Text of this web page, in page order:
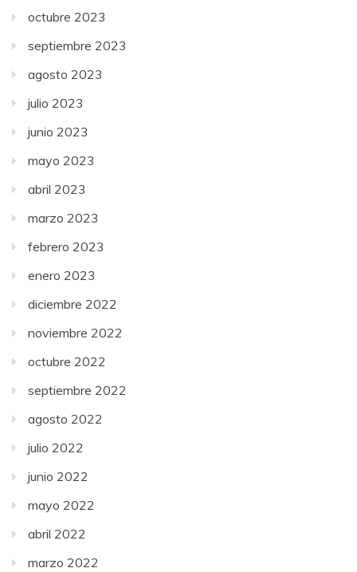
octubre 2023
septiembre 2023
agosto 2023
julio 2023
junio 2023
mayo 2023
abril 2023
marzo 2023
febrero 2023
enero 2023
diciembre 2022
noviembre 2022
octubre 2022
septiembre 2022
agosto 2022
julio 2022
junio 2022
mayo 2022
abril 2022
marzo 2022